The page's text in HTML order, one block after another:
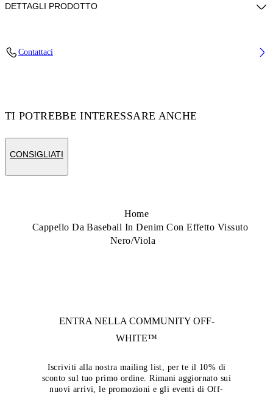
DETTAGLI PRODOTTO
Fianchi: 89 Cm
Contattaci
TI POTREBBE INTERESSARE ANCHE
CONSIGLIATI
Home
Cappello Da Baseball In Denim Con Effetto Vissuto
Nero/Viola
ENTRA NELLA COMMUNITY OFF-
WHITE™
Iscriviti alla nostra mailing list, per te il 10% di
sconto sul tuo primo ordine. Rimani aggiornato sui
nuovi arrivi, le promozioni e gli eventi di Off-